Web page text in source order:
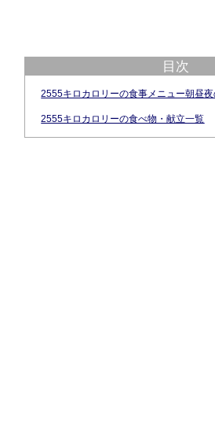
目次
2555キロカロリーの食事メニュー朝昼
2555キロカロリーの食べ物・献立一覧